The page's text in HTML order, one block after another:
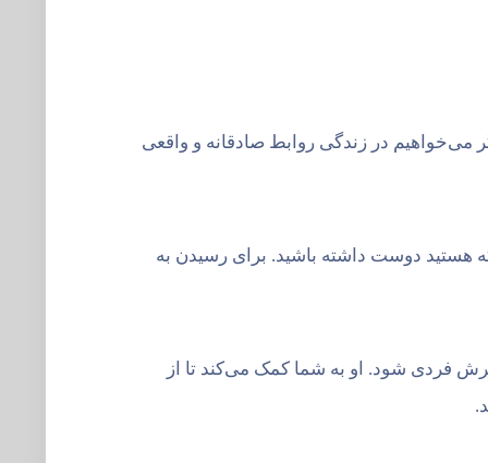
می‌خواهیم در زندگی روابط صادقانه و واقعی
هستید دوست داشته باشید. برای رسیدن به
فردی شود. او به شما کمک می‌کند تا از